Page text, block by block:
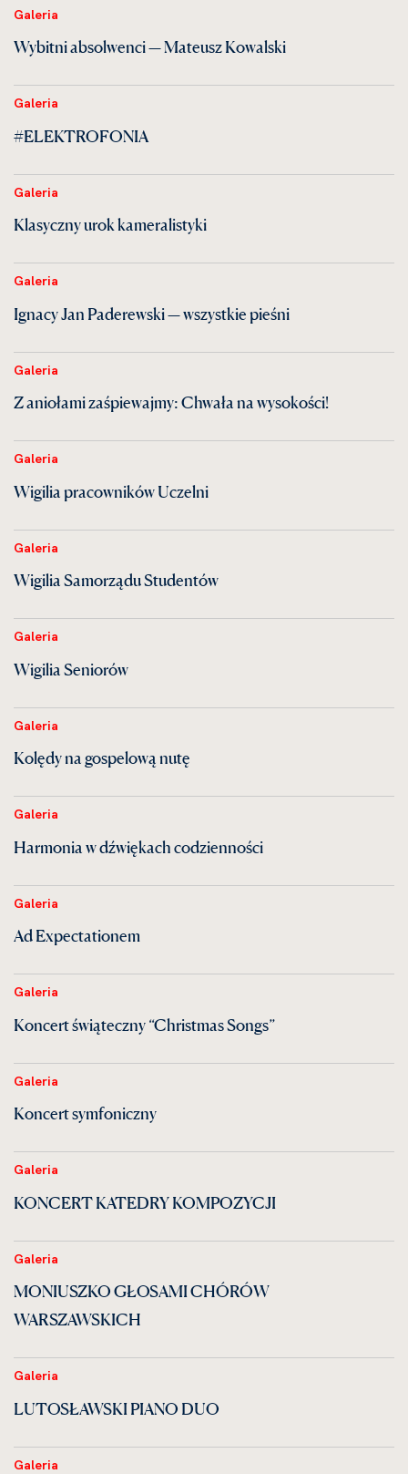
Galeria
Wybitni absolwenci — Mateusz Kowalski
Galeria
#ELEKTROFONIA
Galeria
Klasyczny urok kameralistyki
Galeria
Ignacy Jan Paderewski — wszystkie pieśni
Galeria
Z aniołami zaśpiewajmy: Chwała na wysokości!
Galeria
Wigilia pracowników Uczelni
Galeria
Wigilia Samorządu Studentów
Galeria
Wigilia Seniorów
Galeria
Kolędy na gospelową nutę
Galeria
Harmonia w dźwiękach codzienności
Galeria
Ad Expectationem
Galeria
Koncert świąteczny “Christmas Songs”
Galeria
Koncert symfoniczny
Galeria
KONCERT KATEDRY KOMPOZYCJI
Galeria
MONIUSZKO GŁOSAMI CHÓRÓW
WARSZAWSKICH
Galeria
LUTOSŁAWSKI PIANO DUO
Galeria